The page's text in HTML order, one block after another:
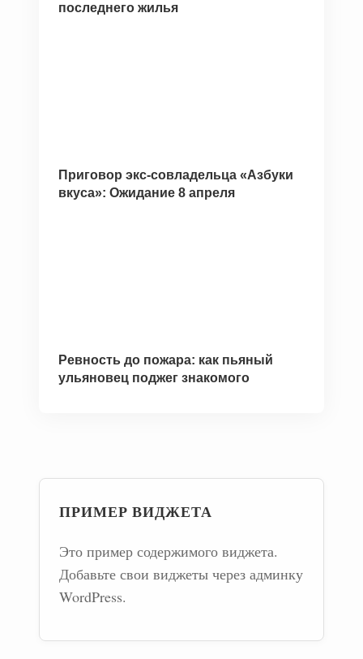
последнего жилья
Приговор экс-совладельца «Азбуки
вкуса»: Ожидание 8 апреля
Ревность до пожара: как пьяный
ульяновец поджег знакомого
ПРИМЕР ВИДЖЕТА
Это пример содержимого виджета.
Добавьте свои виджеты через админку
WordPress.